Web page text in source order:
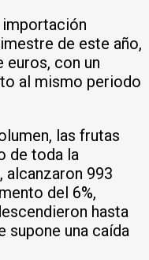
importación
de este año,
euros, con un
al mismo periodo
las frutas
de toda la
993
del 6%,
hasta
supone una caída